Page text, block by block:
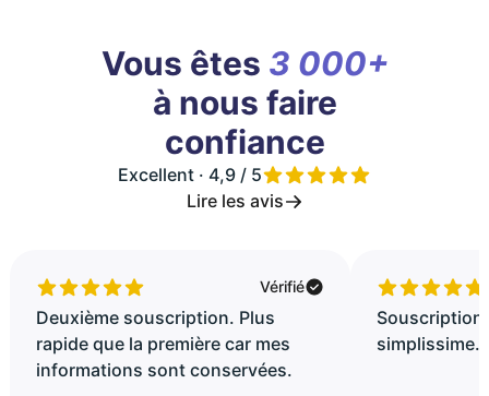
Vous êtes 3 000+
à nous faire
confiance
Excellent · 4,9 / 5
Lire les avis
Vérifié
Deuxième souscription. Plus
rapide que la première car mes
informations sont conservées.
Souscription